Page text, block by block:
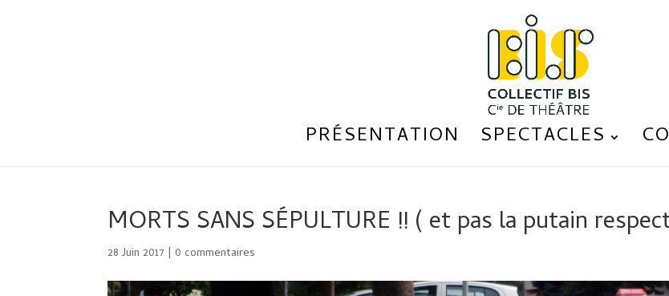
PRÉSENTATION SPECTACLES
MORTS SANS SÉPULTURE !! ( et pas la putain
28 Juin 2017 | 0 commentaires